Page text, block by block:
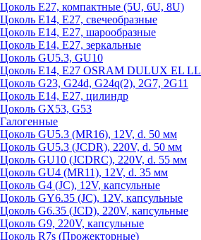
Цоколь Е27, компактные (5U, 6U, 8U)
Цоколь Е14, Е27, свечеобразные
Цоколь Е14, Е27, шарообразные
Цоколь Е14, Е27, зеркальные
Цоколь GU5.3, GU10
Цоколь Е14, Е27 OSRAM DULUX EL LL
Цоколь G23, G24d, G24q(2), 2G7, 2G11
Цоколь Е14, Е27, цилиндр
Цоколь GX53, G53
Галогенные
Цоколь GU5.3 (MR16), 12V, d. 50 мм
Цоколь GU5.3 (JCDR), 220V, d. 50 мм
Цоколь GU10 (JCDRC), 220V, d. 55 мм
Цоколь GU4 (MR11), 12V, d. 35 мм
Цоколь G4 (JC), 12V, капсульные
Цоколь GY6.35 (JC), 12V, капсульные
Цоколь G6.35 (JCD), 220V, капсульные
Цоколь G9, 220V, капсульные
Цоколь R7s (Прожекторные)